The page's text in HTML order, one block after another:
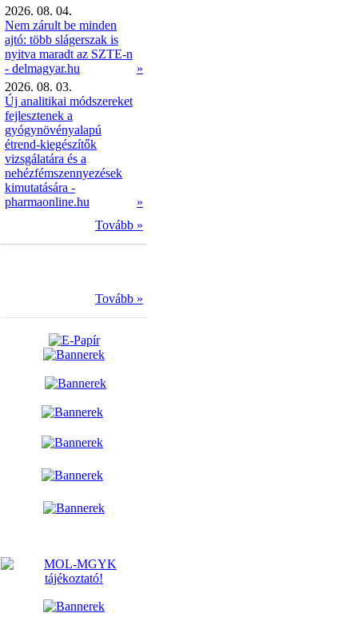
2026. 08. 04.
Nem zárult be minden
ajtó: több slágerszak is
nyitva maradt az SZTE-n
- delmagyar.hu
»
2026. 08. 03.
Új analitikai módszereket
fejlesztenek a
gyógynövényalapú
étrend-kiegészítők
vizsgálatára és a
nehézfémszennyezések
kimutatására -
pharmaonline.hu
»
Tovább »
Tovább »